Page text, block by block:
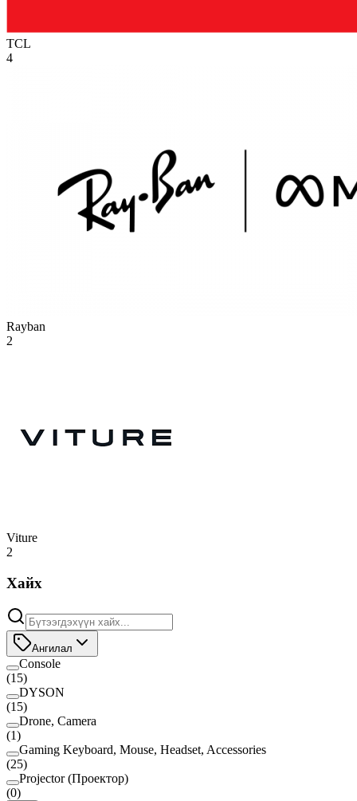
TCL
4
Rayban
2
Viture
2
Хайх
Ангилал
Console
(15)
DYSON
(15)
Drone, Camera
(1)
Gaming Keyboard, Mouse, Headset, Accessories
(25)
Projector (Проектор)
(0)